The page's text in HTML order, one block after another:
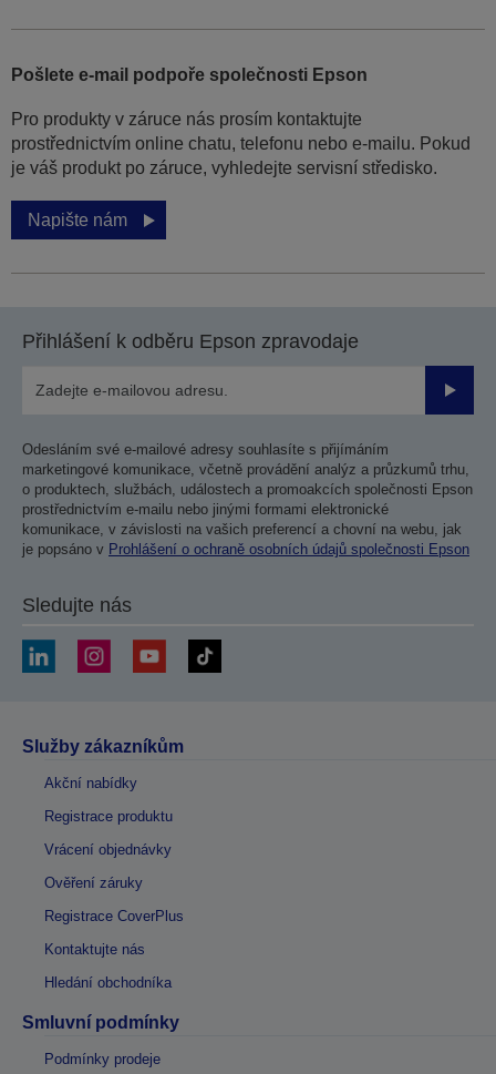
Pošlete e-mail podpoře společnosti Epson
Pro produkty v záruce nás prosím kontaktujte
prostřednictvím online chatu, telefonu nebo e-mailu. Pokud
je váš produkt po záruce, vyhledejte servisní středisko.
Napište nám
Přihlášení k odběru Epson zpravodaje
Odesláním své e-mailové adresy souhlasíte s přijímáním
marketingové komunikace, včetně provádění analýz a průzkumů trhu,
o produktech, službách, událostech a promoakcích společnosti Epson
prostřednictvím e-mailu nebo jinými formami elektronické
komunikace, v závislosti na vašich preferencí a chovní na webu, jak
je popsáno v Prohlášení o ochraně osobních údajů společnosti Epson
Sledujte nás
Služby zákazníkům
Akční nabídky
Registrace produktu
Vrácení objednávky
Ověření záruky
Registrace CoverPlus
Kontaktujte nás
Hledání obchodníka
Smluvní podmínky
Podmínky prodeje